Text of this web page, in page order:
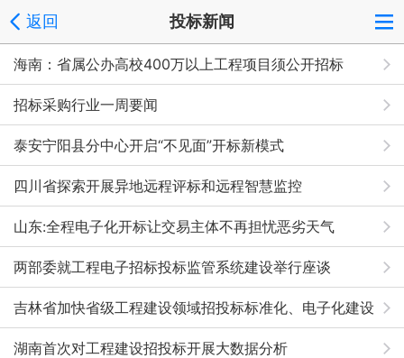
返回 投标新闻
海南：省属公办高校400万以上工程项目须公开招标
招标采购行业一周要闻
泰安宁阳县分中心开启“不见面”开标新模式
四川省探索开展异地远程评标和远程智慧监控
山东:全程电子化开标让交易主体不再担忧恶劣天气
两部委就工程电子招标投标监管系统建设举行座谈
吉林省加快省级工程建设领域招投标标准化、电子化建设
步伐
湖南首次对工程建设招投标开展大数据分析